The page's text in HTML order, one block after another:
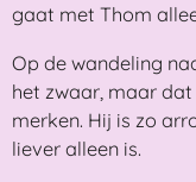
gaat met Thom
Op de wandeling
het zwaar, maar
merken. Hij is zo
liever alleen is.